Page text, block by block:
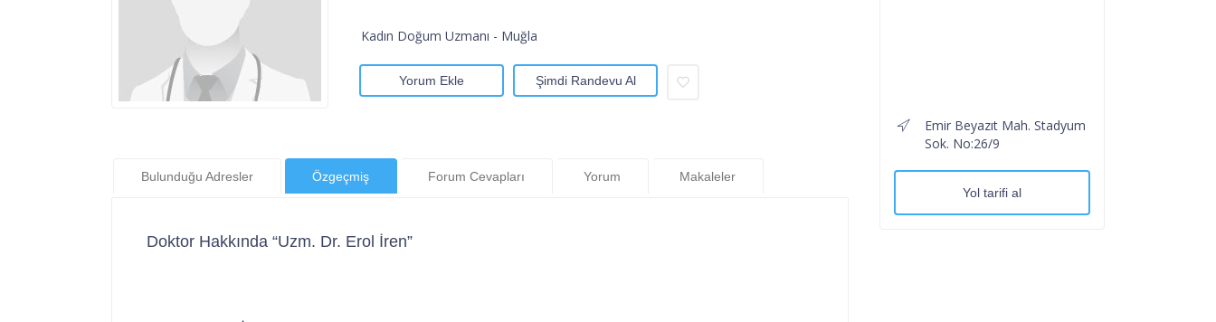
Kadın Doğum Uzmanı - Muğla
Yorum Ekle Şimdi Randevu Al
Bulunduğu Adresler Özgeçmiş Forum Cevapları Yorum Makaleler
Doktor Hakkında “Uzm. Dr. Erol İren”
Emir Beyazıt Mah. Stadyum
Sok. No:26/9
Yol tarifi al